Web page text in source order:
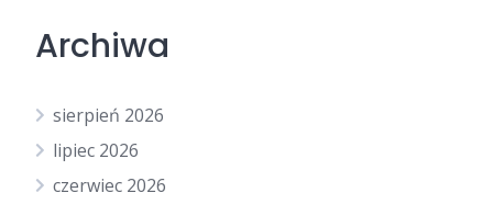
Archiwa
sierpień 2026
lipiec 2026
czerwiec 2026